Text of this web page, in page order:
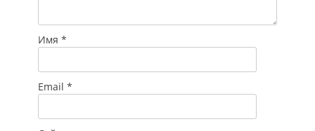
Имя *
Email *